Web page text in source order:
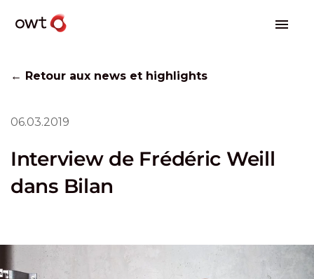
← Retour aux news et highlights
06.03.2019
Interview de Frédéric Weill
dans Bilan